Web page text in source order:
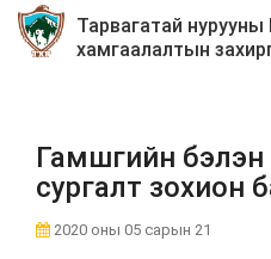
Тарвагатай
хамгаалалтын
Гамшгийн
сургалт зохион
2020 оны 05 сарын 21